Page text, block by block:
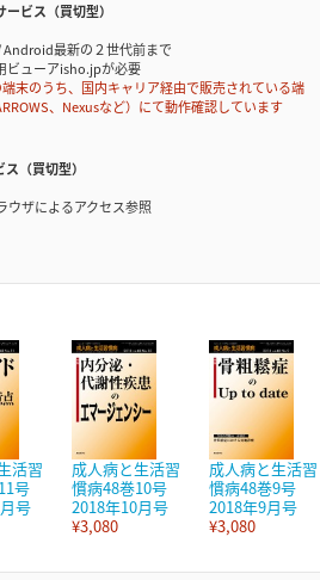
ビス（買切型）
Android最新の２世代前まで
ビューアisho.jpが必要
のうち、国内キャリア経由で販売されている端
、Nexusなど）にて動作確認しています
（買切型）
ザによるアクセス参照
活習
号
号
成人病と生活習
慣病48巻10号
2018年10月号
¥3,080
成人病と生活習
慣病48巻9号
2018年9月号
¥3,080